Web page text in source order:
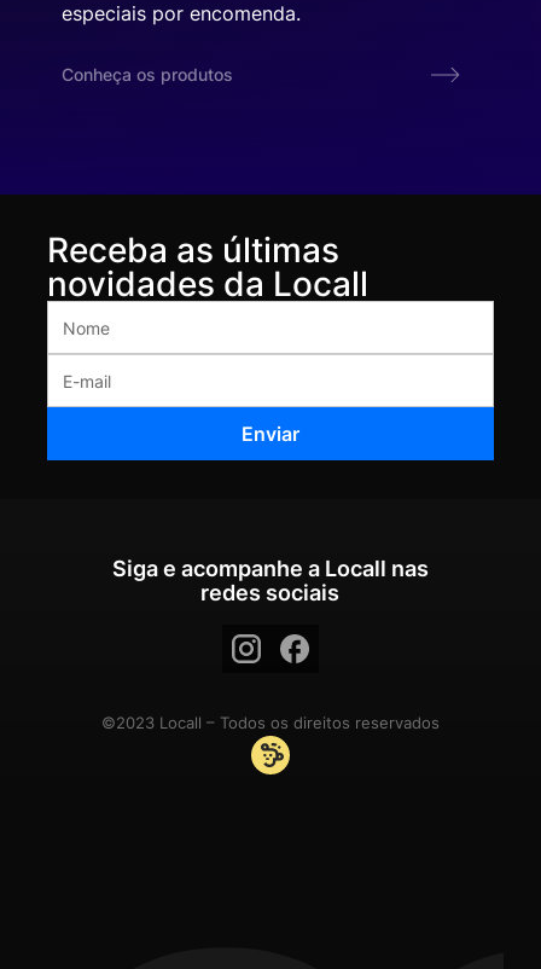
especiais por encomenda.
Conheça os produtos
Receba as últimas
novidades da Locall
Siga e acompanhe a Locall nas
redes sociais
©2023 Locall – Todos os direitos reservados